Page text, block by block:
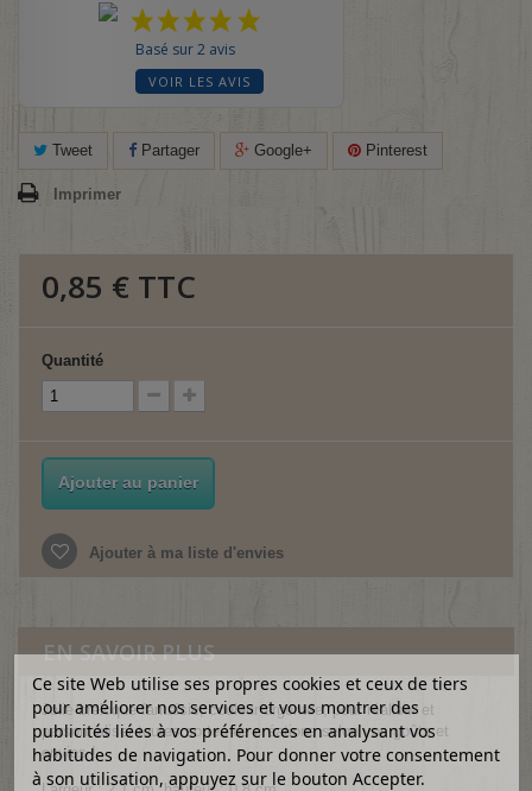
Basé sur 2 avis
VOIR LES AVIS
Tweet Partager Google+ Pinterest
Imprimer
0,85 € TTC
Quantité
Ajouter au panier
Ajouter à ma liste d'envies
EN SAVOIR PLUS
Jolie breloque fantaisie, couleur argentée, pour réaliser et
personnaliser toutes sortes de créations selon vos goûts et
envies !
Ce site Web utilise ses propres cookies et ceux de tiers
pour améliorer nos services et vous montrer des
publicités liées à vos préférences en analysant vos
habitudes de navigation. Pour donner votre consentement
à son utilisation, appuyez sur le bouton Accepter.